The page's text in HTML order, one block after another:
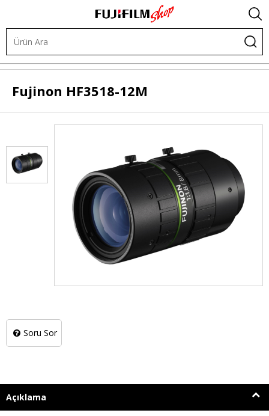
Yapay Görme Lensleri
Fujinon HF3518-12M
Soru Sor
Açıklama